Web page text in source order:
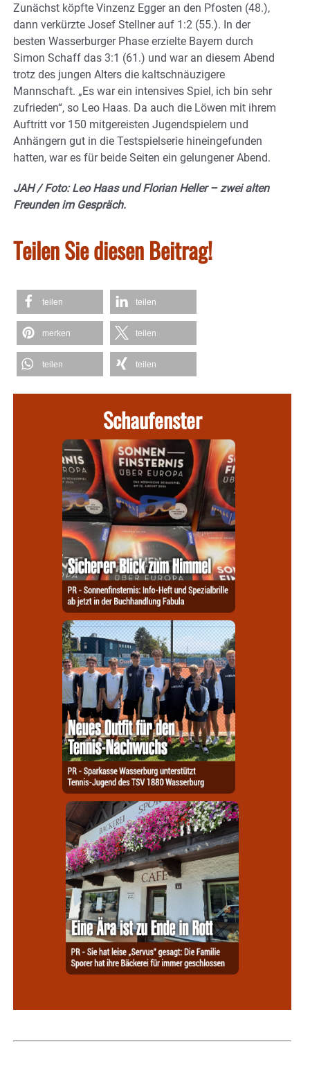
Zunächst köpfte Vinzenz Egger an den Pfosten (48.),
dann verkürzte Josef Stellner auf 1:2 (55.). In der
besten Wasserburger Phase erzielte Bayern durch
Simon Schaff das 3:1 (61.) und war an diesem Abend
trotz des jungen Alters die kaltschnäuzigere
Mannschaft. „Es war ein intensives Spiel, ich bin sehr
zufrieden“, so Leo Haas. Da auch die Löwen mit ihrem
Auftritt vor 150 mitgereisten Jugendspielern und
Anhängern gut in die Testspielserie hineingefunden
hatten, war es für beide Seiten ein gelungener Abend.
JAH / Foto: Leo Haas und Florian Heller – zwei alten
Freunden im Gespräch.
Teilen Sie diesen Beitrag!
teilen teilen
merken teilen
teilen teilen
Schaufenster